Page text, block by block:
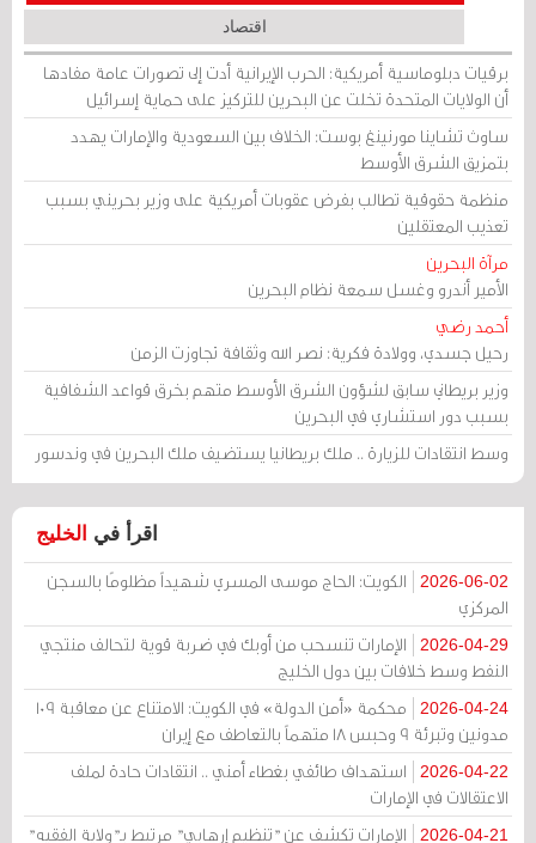
اقتصاد
برقيات دبلوماسية أمريكية: الحرب الإيرانية أدت إلى تصورات عامة مفادها
أن الولايات المتحدة تخلت عن البحرين للتركيز على حماية إسرائيل
ساوث تشاينا مورنينغ بوست: الخلاف بين السعودية والإمارات يهدد
بتمزيق الشرق الأوسط
منظمة حقوقية تطالب بفرض عقوبات أمريكية على وزير بحريني بسبب
تعذيب المعتقلين
مرآة البحرين
الأمير أندرو وغسل سمعة نظام البحرين
أحمد رضي
رحيل جسدي، وولادة فكرية: نصر الله وثقافة تجاوزت الزمن
وزير بريطاني سابق لشؤون الشرق الأوسط متهم بخرق قواعد الشفافية
بسبب دور استشاري في البحرين
وسط انتقادات للزيارة .. ملك بريطانيا يستضيف ملك البحرين في وندسور
اقرأ في الخليج
2026-06-02
الكويت: الحاج موسى المسري شهيداً مظلومًا بالسجن
المركزي
2026-04-29
الإمارات تنسحب من أوبك في ضربة قوية لتحالف منتجي
النفط وسط خلافات بين دول الخليج
2026-04-24
محكمة «أمن الدولة» في الكويت: الامتناع عن معاقبة 109
مدونين وتبرئة 9 وحبس 18 متهماً بالتعاطف مع إيران
2026-04-22
استهداف طائفي بغطاء أمني .. انتقادات حادة لملف
الاعتقالات في الإمارات
2026-04-21
الإمارات تكشف عن "تنظيم إرهابي" مرتبط بـ"ولاية الفقيه"